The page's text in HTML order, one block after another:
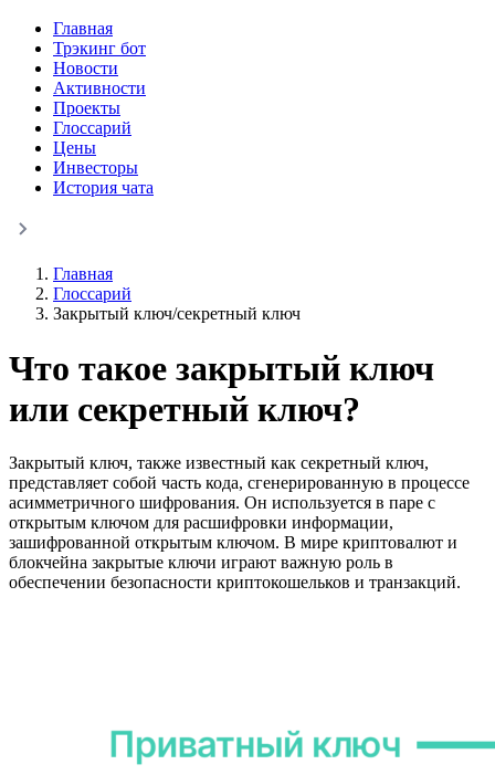
Главная
Трэкинг бот
Новости
Активности
Проекты
Глоссарий
Цены
Инвесторы
История чата
Главная
Глоссарий
Закрытый ключ/секретный ключ
Что такое закрытый ключ
или секретный ключ?
Закрытый ключ, также известный как секретный ключ,
представляет собой часть кода, сгенерированную в процессе
асимметричного шифрования. Он используется в паре с
открытым ключом для расшифровки информации,
зашифрованной открытым ключом. В мире криптовалют и
блокчейна закрытые ключи играют важную роль в
обеспечении безопасности криптокошельков и транзакций.